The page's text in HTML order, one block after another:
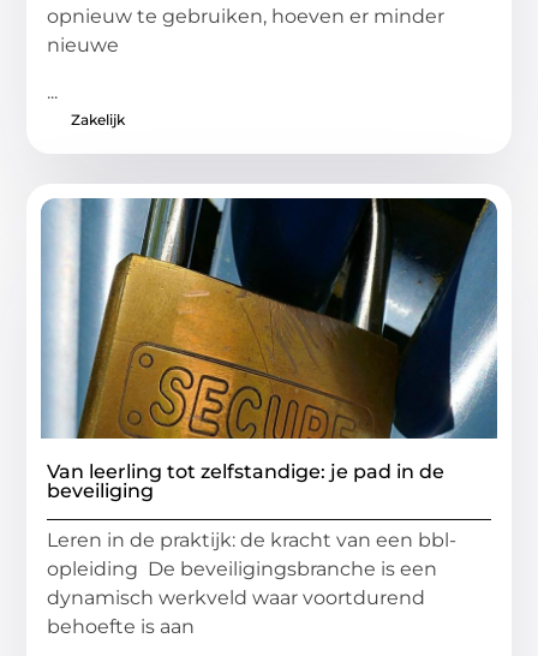
opnieuw te gebruiken, hoeven er minder
nieuwe
...
Zakelijk
Van leerling tot zelfstandige: je pad in de
beveiliging
Leren in de praktijk: de kracht van een bbl-
opleiding De beveiligingsbranche is een
dynamisch werkveld waar voortdurend
behoefte is aan